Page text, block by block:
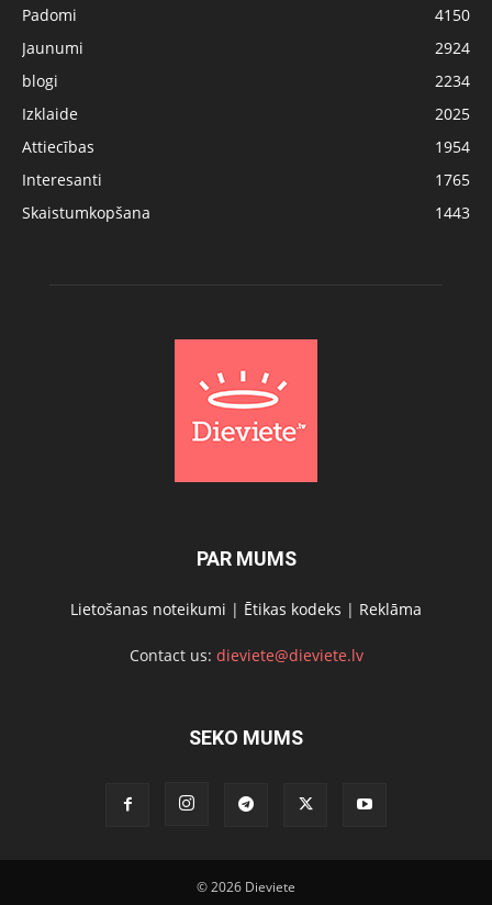
Padomi
4150
Jaunumi
2924
blogi
2234
Izklaide
2025
Attiecības
1954
Interesanti
1765
Skaistumkopšana
1443
PAR MUMS
Lietošanas noteikumi | Ētikas kodeks | Reklāma
Contact us: dieviete@dieviete.lv
SEKO MUMS
© 2026 Dieviete